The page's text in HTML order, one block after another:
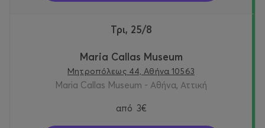
Τρι, 25/8
Maria Callas Museum
Μητροπόλεως 44, Αθήνα 10563
Maria Callas Museum - Αθήνα, Αττική
από 3€